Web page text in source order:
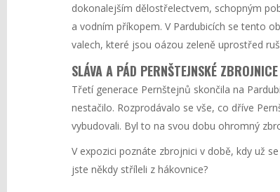
dokonalejším dělostřelectvem, schopným
a vodním příkopem. V Pardubicích se tento
valech, které jsou oázou zeleně uprostřed
SLÁVA A PÁD PERNŠTEJNSKÉ ZBROJNICE
Třetí generace Pernštejnů skončila na
nestačilo. Rozprodávalo se vše, co dříve
vybudovali. Byl to na svou dobu ohromný
V expozici poznáte zbrojnici v době, kdy už
jste někdy stříleli z hákovnice?